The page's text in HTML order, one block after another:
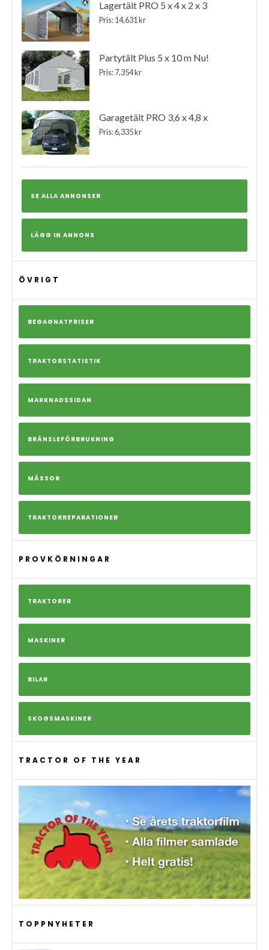
Lagertält PRO 5 x 4 x 2 x 3
Pris: 14,631 kr
Partytält Plus 5 x 10 m Nu!
Pris: 7,354 kr
Garagetält PRO 3,6 x 4,8 x
Pris: 6,335 kr
SE ALLA ANNONSER
LÄGG IN ANNONS
ÖVRIGT
BEGAGNATPRISER
TRAKTORSTATISTIK
MARKNADSSIDAN
BRÄNSLEFÖRBRUKNING
MÄSSOR
TRAKTORREPARATIONER
PROVKÖRNINGAR
TRAKTORER
MASKINER
BILAR
SKOGSMASKINER
TRACTOR OF THE YEAR
TOPPNYHETER